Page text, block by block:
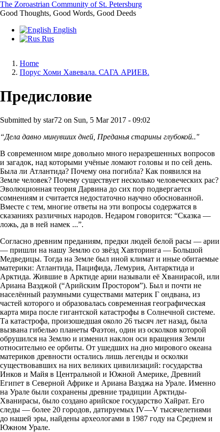
Skip
to
content
The Zoroastrian Community of St. Petersburg
Good Thoughts, Good Words, Good Deeds
English
Rus
Breadcrumb
Home
Порус Хоми Хавевала. САГА АРИЕВ.
Предисловие
Submitted by star72 on Sun, 5 Mar 2017 - 09:02
“Дела давно минувших дней, Преданья старины глубокой.."
В современном мире довольно много неразрешенных вопросов
и загадок, над которыми учёные ломают головы и по сей день.
Была ли Атлантида? Почему она погибла? Как появился на
Земле человек? Почему существует несколько человеческих рас?
Эволюционная теория Дарвина до сих пор подвергается
сомнениям и считается недостаточно научно обоснованной.
Вместе с тем, многие ответы на эти вопросы содержатся в
сказаниях различных народов. Недаром говорится: “Сказка —
ложь, да в ней намек ...”.
Согласно древним преданиям, предки людей белой расы — арии
— пришли на нашу Землю со звёзд Хавторинга — Большой
Медведицы. Тогда на Земле был иной климат и иные обитаемые
материки: Атлантида, Пацифида, Лемурия, Антарктида и
Арктида. Жившие в Арктиде арии называли её Хванирасой, или
Ариана Ваэджой (“Арийским Простором”). Был и почти не
населённый разумными существами материк Г ондвана, из
частей которого и образовалась современная географическая
карта мира после гигантской катастрофы в Солнечной системе.
Та катастрофа, произошедшая около 26 тысяч лет назад, была
вызвана гибелью планеты Фаэтон, один из осколков которой
обрушился на Землю и изменил наклон оси вращения Земли
относительно ее орбиты. От ушедших на дно мирового океана
материков древности остались лишь легенды и осколки
существовавших на них великих цивилизаций: государства
Инков и Майя в Центральной и Южной Америке, Древний
Египет в Северной Африке и Ариана Ваэджа на Урале. Именно
на Урале были сохранены древние традиции Арктиды-
Хванирасы, было создано арийское государство Хайрат. Его
следы — более 20 городов, датируемых IV—V тысячелетиями
до нашей эры, найдены археологами в 1987 году на Среднем и
Южном Урале.